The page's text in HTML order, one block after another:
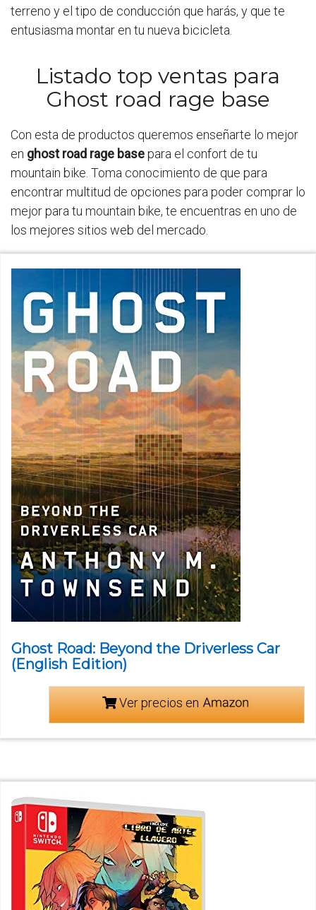
terreno y el tipo de conducción que harás, y que te
entusiasma montar en tu nueva bicicleta.
Listado top ventas para
Ghost road rage base
Con esta de productos queremos enseñarte lo mejor
en ghost road rage basepara el confort de tu
mountain bike. Toma conocimiento de que para
encontrar multitud de opciones para poder comprar lo
mejor para tu mountain bike, te encuentras en uno de
los mejores sitios web del mercado.
Ghost Road: Beyond the Driverless Car
(English Edition)
Ver precios en